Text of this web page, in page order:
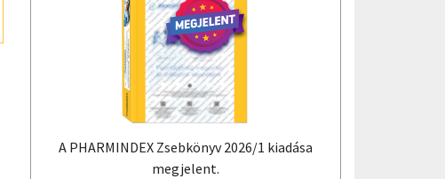
A PHARMINDEX Zsebkönyv 2026/1 kiadása
megjelent.